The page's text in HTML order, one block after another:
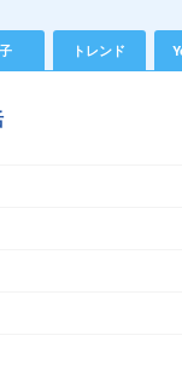
トレンド